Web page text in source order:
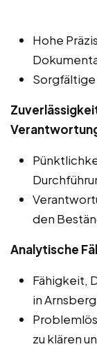
Hohe
den
Analytische
Fähigkeit,
in
zu klären